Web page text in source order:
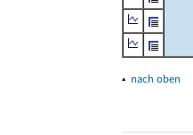
▴ nach oben